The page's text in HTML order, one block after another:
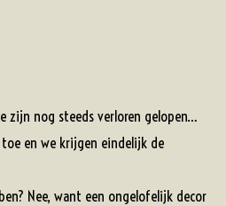
zijn nog steeds verloren gelopen…
en we krijgen eindelijk de
Nee, want een ongelofelijk decor